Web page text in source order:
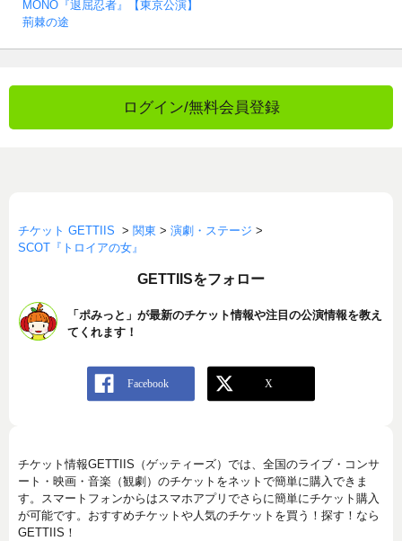
MONO『退屈忍者』【東京公演】
荊棘の途
ログイン/無料会員登録
チケット GETTIIS > 関東 > 演劇・ステージ >
SCOT『トロイアの女』
GETTIISをフォロー
「ポみっと」が最新のチケット情報や注目の公演情報を教え
てくれます！
チケット情報GETTIIS（ゲッティーズ）では、全国のライブ・コンサ
ート・映画・音楽（観劇）のチケットをネットで簡単に購入できま
す。スマートフォンからはスマホアプリでさらに簡単にチケット購入
が可能です。おすすめチケットや人気のチケットを買う！探す！なら
GETTIIS！